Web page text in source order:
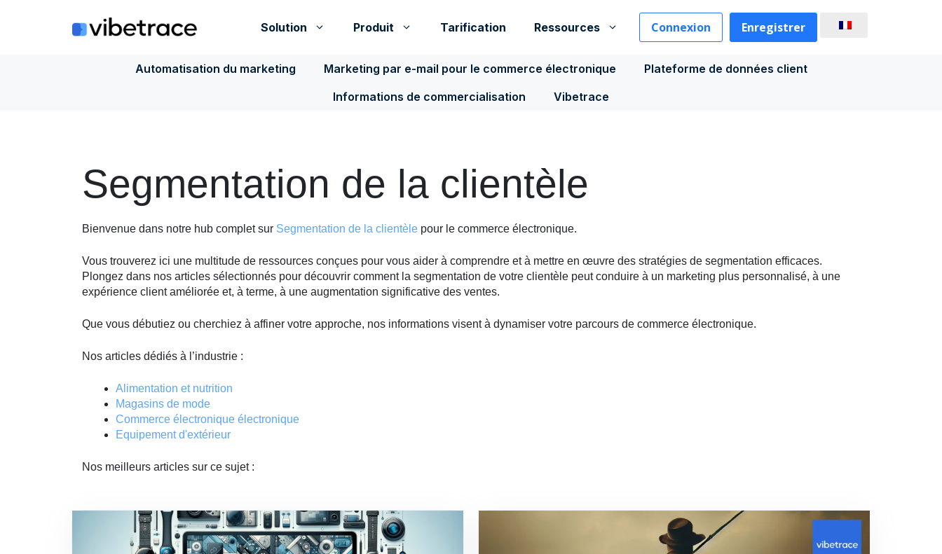
Solution Produit Tarification Ressources Connexion Enregistrer
Automatisation du marketing Marketing par e-mail pour le commerce électronique
Plateforme de données client
Informations de commercialisation
Vibetrace
Segmentation de la clientèle
Bienvenue dans notre hub complet sur Segmentation de la clientèle pour le commerce électronique.
Vous trouverez ici une multitude de ressources conçues pour vous aider à comprendre et à mettre en œuvre des stratégies de segmentation efficaces.
Plongez dans nos articles sélectionnés pour découvrir comment la segmentation de votre clientèle peut conduire à un marketing plus personnalisé, à une
expérience client améliorée et, à terme, à une augmentation significative des ventes.
Que vous débutiez ou cherchiez à affiner votre approche, nos informations visent à dynamiser votre parcours de commerce électronique.
Nos articles dédiés à l’industrie :
Alimentation et nutrition
Magasins de mode
Commerce électronique électronique
Equipement d'extérieur
Nos meilleurs articles sur ce sujet :